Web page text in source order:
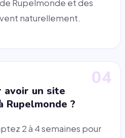
Rupelmonde et des
naturellement.
04
avoir un site
?
2 à 4 semaines pour